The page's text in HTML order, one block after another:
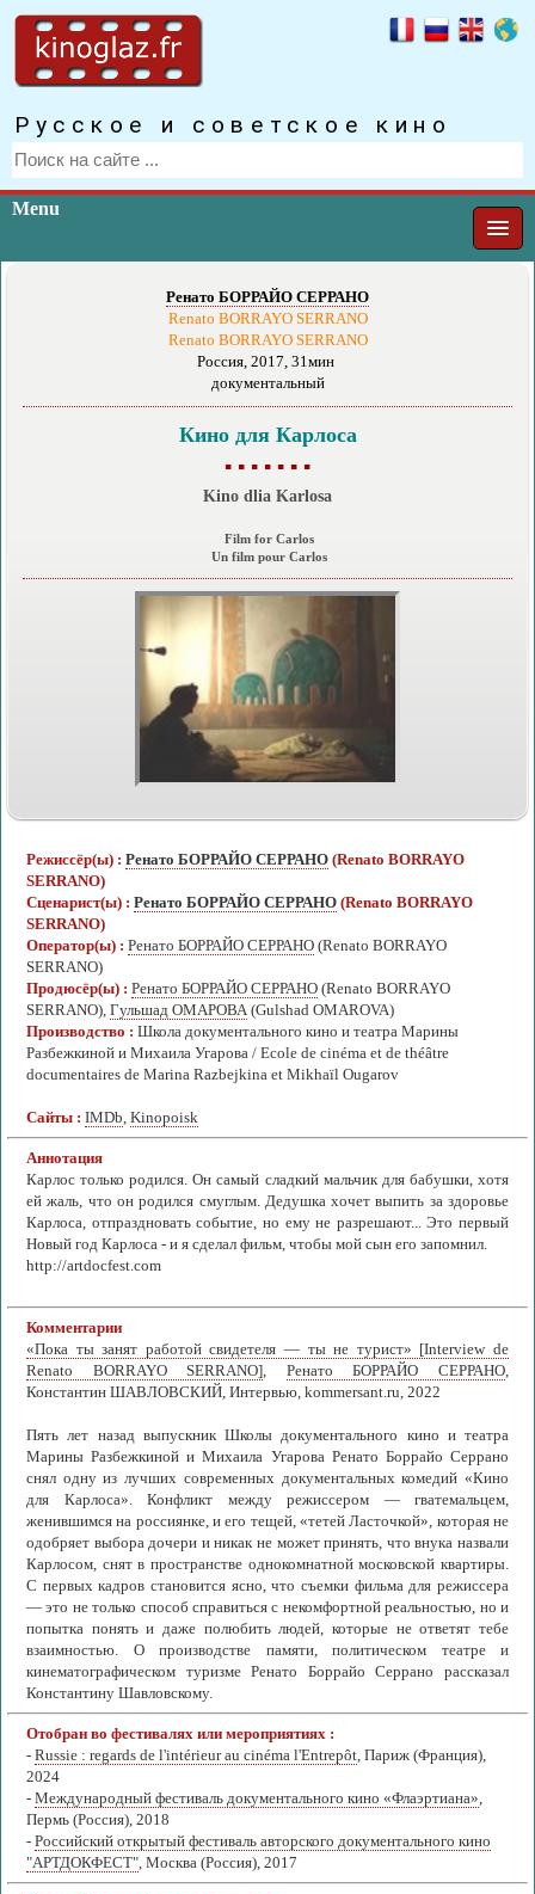
Русское и советское кино
Menu
Ренато БОРРАЙО СЕРРАНО
Renato BORRAYO SERRANO
Renato BORRAYO SERRANO
Россия, 2017, 31мин
документальный
Кино для Карлоса
▪ ▪ ▪ ▪ ▪ ▪ ▪
Kino dlia Karlosa
Film for Carlos
Un film pour Carlos
Режиссёр(ы) : Ренато БОРРАЙО СЕРРАНО (Renato BORRAYO
SERRANO)
Сценарист(ы) : Ренато БОРРАЙО СЕРРАНО (Renato BORRAYO
SERRANO)
Оператор(ы) : Ренато БОРРАЙО СЕРРАНО (Renato BORRAYO
SERRANO)
Продюсёр(ы) : Ренато БОРРАЙО СЕРРАНО (Renato BORRAYO
SERRANO), Гульшад ОМАРОВА (Gulshad OMAROVA)
Производство : Школа документального кино и театра Марины
Разбежкиной и Михаила Угарова / Ecole de cinéma et de théâtre
documentaires de Marina Razbejkina et Mikhaïl Ougarov
Сайты : IMDb, Kinopoisk
Аннотация
Карлос только родился. Он самый сладкий мальчик для бабушки, хотя
ей жаль, что он родился смуглым. Дедушка хочет выпить за здоровье
Карлоса, отпраздновать событие, но ему не разрешают... Это первый
Новый год Карлоса - и я сделал фильм, чтобы мой сын его запомнил.
http://artdocfest.com
Комментарии
«Пока ты занят работой свидетеля — ты не турист» [Interview de
Renato BORRAYO SERRANO], Ренато БОРРАЙО СЕРРАНО,
Константин ШАВЛОВСКИЙ, Интервью, kommersant.ru, 2022
Пять лет назад выпускник Школы документального кино и театра
Марины Разбежкиной и Михаила Угарова Ренато Боррайо Серрано
снял одну из лучших современных документальных комедий «Кино
для Карлоса». Конфликт между режиссером — гватемальцем,
женившимся на россиянке, и его тещей, «тетей Ласточкой», которая не
одобряет выбора дочери и никак не может принять, что внука назвали
Карлосом, снят в пространстве однокомнатной московской квартиры.
С первых кадров становится ясно, что съемки фильма для режиссера
— это не только способ справиться с некомфортной реальностью, но и
попытка понять и даже полюбить людей, которые не ответят тебе
взаимностью. О производстве памяти, политическом театре и
кинематографическом туризме Ренато Боррайо Серрано рассказал
Константину Шавловскому.
Отобран во фестивалях или мероприятиях :
- Russie : regards de l'intérieur au cinéma l'Entrepôt, Париж (Франция),
2024
- Международный фестиваль документального кино «Флаэртиана»,
Пермь (Россия), 2018
- Российский открытый фестиваль авторского документального кино
"АРТДОКФЕСТ", Москва (Россия), 2017